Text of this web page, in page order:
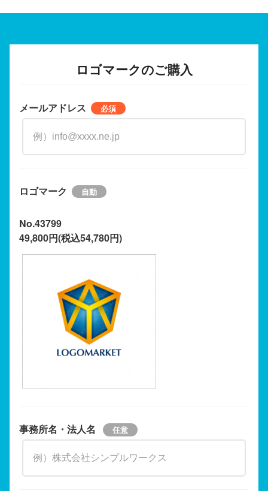
ロゴマークのご購入
メールアドレス
ロゴマーク
No.43799
49,800円(税込54,780円)
事務所名・法人名